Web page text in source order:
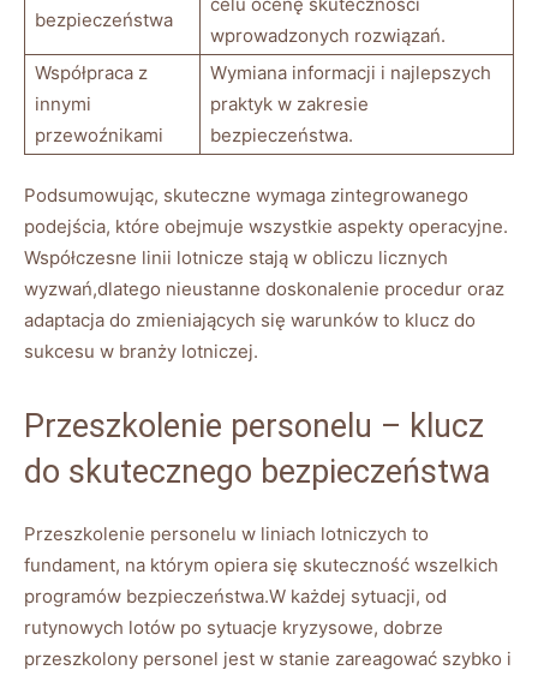
bezpieczeństwa
wprowadzonych rozwiązań.
Współpraca z
innymi
przewoźnikami
Wymiana informacji i najlepszych
praktyk w ‍zakresie
bezpieczeństwa.
Podsumowując, skuteczne wymaga zintegrowanego
podejścia, które obejmuje wszystkie aspekty operacyjne.
Współczesne linii lotnicze stają ‍w obliczu licznych
wyzwań,dlatego nieustanne doskonalenie procedur‌ oraz
adaptacja do zmieniających się warunków to‌ klucz do‍
sukcesu w branży lotniczej.
Przeszkolenie personelu – ⁢klucz
do skutecznego bezpieczeństwa
Przeszkolenie personelu w liniach lotniczych to
fundament, na którym opiera się skuteczność wszelkich
programów bezpieczeństwa.W każdej sytuacji, od
rutynowych lotów po sytuacje kryzysowe, ‍dobrze
przeszkolony personel jest w stanie zareagować szybko i